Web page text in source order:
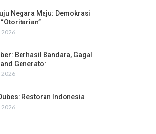
Negara Maju: Demokrasi
2026
Berhasil Bandara, Gagal
Generator
2026
Restoran Indonesia
2026